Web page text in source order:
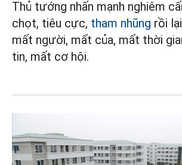
Thủ tướng nhấn mạnh nghiêm
chọt, tiêu cực, tham nhũng rồi
mất người, mất của, mất thời
tin, mất cơ hội.